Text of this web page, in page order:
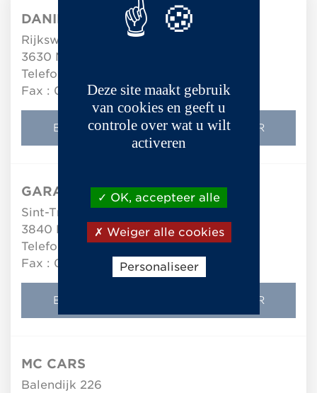
DANIËLS KAREL
Rijksweg 648
3630 Maasmechelen
Telefoon :
Fax : 089773376
BEKIJK DE DETAILS VAN DE DEALER
GARAGE LAMBRECHTS
Sint-Truidersteenweg 433
3840 Hoepertingen (Borgloon)
Telefoon :
012741406
Fax : 012671593
BEKIJK DE DETAILS VAN DE DEALER
MC CARS
Balendijk 226
Deze site maakt gebruik
van cookies en geeft u
controle over wat u wilt
activeren
OK, accepteer alle
Weiger alle cookies
Personaliseer